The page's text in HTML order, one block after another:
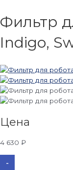
Фильтр
Indigo,
Цена
4 630 ₽
-